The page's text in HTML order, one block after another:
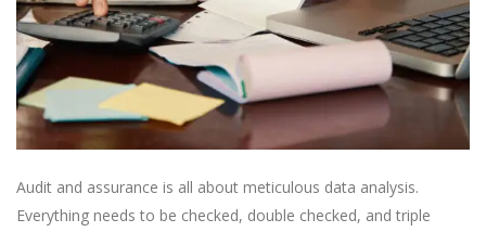
Audit and assurance is all about meticulous data analysis.
Everything needs to be checked, double checked, and triple